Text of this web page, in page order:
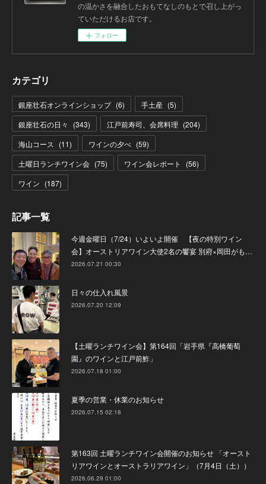
の温かさを融合したおもてなしのもとで召し上がっ
ていただけるお店です。
フォロー
カテゴリ
銀座壮石オンラインショップ (6) 手土産 (5)
銀座壮石の日々
(343) 江戸前寿司、会席料理 (204)
海山コース
(11) ワインの夕べ (59)
土曜日ランチワイン会 (75) ワイン会レポート (56)
ワイン (187)
記事一覧
今週金曜日（7/24）いよいよ開催 【夜の特別ワイン
会】オーストリアワイン大使2名の饗宴 別府×岡田がも…
2026.07.21 00:30
日々の仕入れ風景
2026.07.20 12:09
【土曜ランチワイン会】第164回「岩手県『高橋葡萄
園』のワインと江戸前鮓」
2026.07.18 01:00
夏季の営業・休業のお知らせ
2026.07.15 02:18
第163回 土曜ランチワイン会開催のお知らせ 「オースト
リアワインとオーストラリアワイン」（7月4日（土））
2026.06.29 01:00